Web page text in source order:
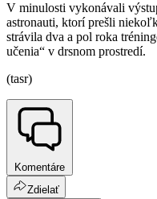
V minulosti vykonávali
astronauti, ktorí prešli
strávila dva a pol roka
učenia“ v drsnom prostredí.
(tasr)
Komentáre
Zdielať